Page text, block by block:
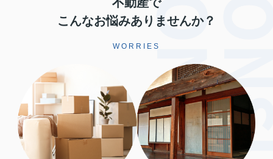
こんなお悩みありませんか？
WORRIES